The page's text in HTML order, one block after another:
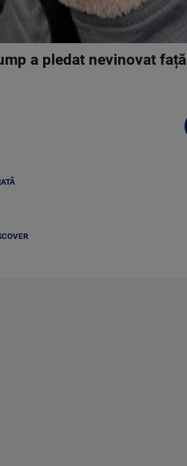
a pledat nevinovat